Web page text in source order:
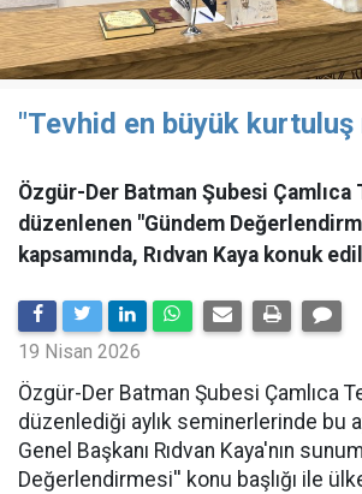
"Tevhid en büyük
Özgür-Der Batman Şubesi
düzenlenen "Gündem
kapsamında, Rıdvan Kaya konuk
19 Nisan 2026
​Özgür-Der Batman Şubesi Çamlıca
düzenlediği aylık seminerlerinde bu
Genel Başkanı Rıdvan Kaya'nın
Değerlendirmesi'' konu başlığı ile